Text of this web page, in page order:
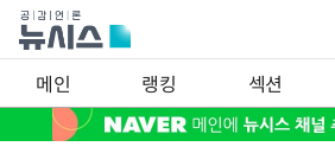
메인 랭킹 섹션